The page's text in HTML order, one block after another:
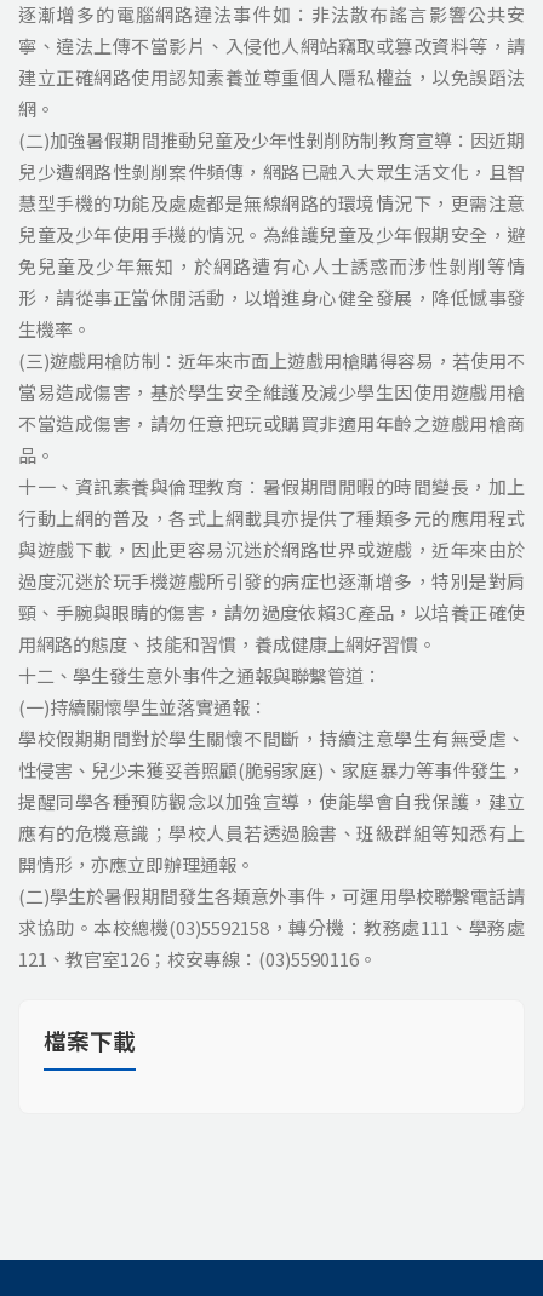
逐漸增多的電腦網路違法事件如：非法散布謠言影響公共安
寧、違法上傳不當影片、入侵他人網站竊取或篡改資料等，請
建立正確網路使用認知素養並尊重個人隱私權益，以免誤蹈法
網。
(二)加強暑假期間推動兒童及少年性剝削防制教育宣導：因近期
兒少遭網路性剝削案件頻傳，網路已融入大眾生活文化，且智
慧型手機的功能及處處都是無線網路的環境情況下，更需注意
兒童及少年使用手機的情況。為維護兒童及少年假期安全，避
免兒童及少年無知，於網路遭有心人士誘惑而涉性剝削等情
形，請從事正當休閒活動，以增進身心健全發展，降低憾事發
生機率。
(三)遊戲用槍防制：近年來市面上遊戲用槍購得容易，若使用不
當易造成傷害，基於學生安全維護及減少學生因使用遊戲用槍
不當造成傷害，請勿任意把玩或購買非適用年齡之遊戲用槍商
品。
十一、資訊素養與倫理教育：暑假期間閒暇的時間變長，加上
行動上網的普及，各式上網載具亦提供了種類多元的應用程式
與遊戲下載，因此更容易沉迷於網路世界或遊戲，近年來由於
過度沉迷於玩手機遊戲所引發的病症也逐漸增多，特別是對肩
頸、手腕與眼睛的傷害，請勿過度依賴3C產品，以培養正確使
用網路的態度、技能和習慣，養成健康上網好習慣。
十二、學生發生意外事件之通報與聯繫管道：
(一)持續關懷學生並落實通報：
學校假期期間對於學生關懷不間斷，持續注意學生有無受虐、
性侵害、兒少未獲妥善照顧(脆弱家庭)、家庭暴力等事件發生，
提醒同學各種預防觀念以加強宣導，使能學會自我保護，建立
應有的危機意識；學校人員若透過臉書、班級群組等知悉有上
開情形，亦應立即辦理通報。
(二)學生於暑假期間發生各類意外事件，可運用學校聯繫電話請
求協助。本校總機(03)5592158，轉分機：教務處111、學務處
121、教官室126；校安專線：(03)5590116。
檔案下載